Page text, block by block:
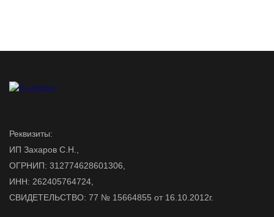
Реквизиты:
ИП Захаров С.Н.,
ОГРНИП: 312774628601306,
ИНН: 262405764724,
СВИДЕТЕЛЬСТВО: 77 № 15664855 от 16.10.2012г.